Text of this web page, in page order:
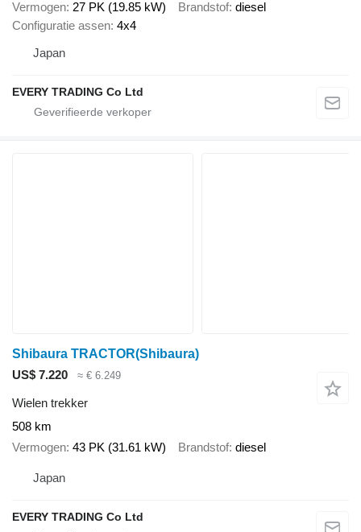
Vermogen 27 PK (19.85 kW) Brandstof diesel
Configuratie assen 4x4
Japan
EVERY TRADING Co Ltd
Shibaura TRACTOR(Shibaura)
US$ 7.220
≈ € 6.249
Wielen trekker
508 km
Vermogen 43 PK (31.61 kW) Brandstof diesel
Japan
EVERY TRADING Co Ltd